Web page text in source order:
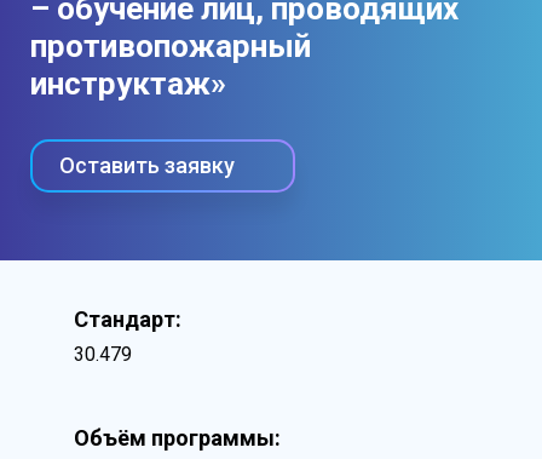
– обучение лиц, проводящих
противопожарный
инструктаж»
Оставить заявку
Стандарт:
30.479
Объём программы: